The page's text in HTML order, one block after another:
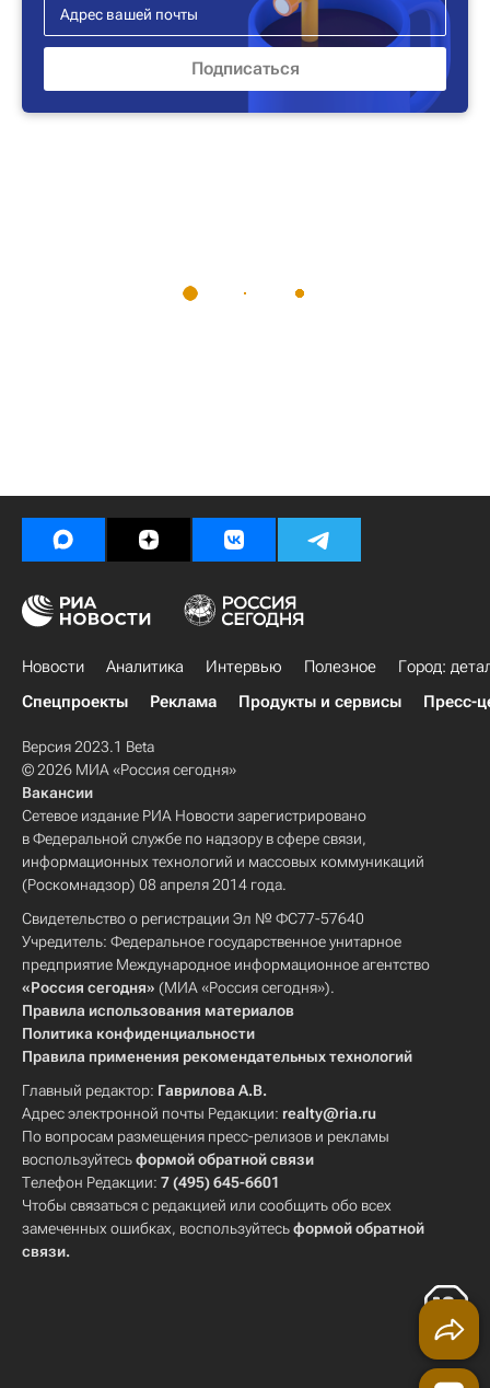
Новости Аналитика Интервью Полезное
Город:
Спецпроекты
Реклама Продукты и сервисы Пресс-
Версия 2023.1 Beta
© 2026 МИА «Россия сегодня»
Вакансии
Сетевое издание РИА Новости зарегистрировано
в Федеральной службе по надзору в сфере связи,
информационных технологий и массовых коммуникаций
(Роскомнадзор) 08 апреля 2014 года.
Свидетельство о регистрации Эл № ФС77-57640
Учредитель: Федеральное государственное унитарное
предприятие Международное информационное агентство
«Россия сегодня» (МИА «Россия сегодня»).
Правила использования материалов
Политика конфиденциальности
Правила применения рекомендательных технологий
Главный редактор: Гаврилова А.В.
Адрес электронной почты Редакции: realty@ria.ru
По вопросам размещения пресс-релизов и рекламы
воспользуйтесьформой обратной связи
Телефон Редакции: 7 (495) 645-6601
Чтобы связаться с редакцией или сообщить обо всех
замеченных ошибках, воспользуйтесьформой обратной
связи.